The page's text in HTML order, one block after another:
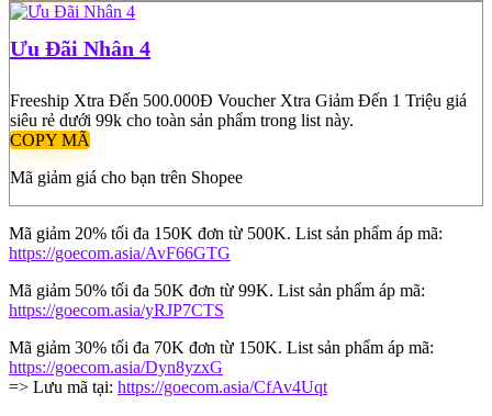
Ưu Đãi Nhân 4
Freeship Xtra Đến 500.000Đ Voucher Xtra Giảm Đến 1 Triệu giá
siêu rẻ dưới 99k cho toàn sản phẩm trong list này.
COPY MÃ
Mã giảm giá cho bạn trên Shopee
Mã giảm 20% tối đa 150K đơn từ 500K. List sản phẩm áp mã:
https://goecom.asia/AvF66GTG
Mã giảm 50% tối đa 50K đơn từ 99K. List sản phẩm áp mã:
https://goecom.asia/yRJP7CTS
Mã giảm 30% tối đa 70K đơn từ 150K. List sản phẩm áp mã:
https://goecom.asia/Dyn8yzxG
=> Lưu mã tại: https://goecom.asia/CfAv4Uqt